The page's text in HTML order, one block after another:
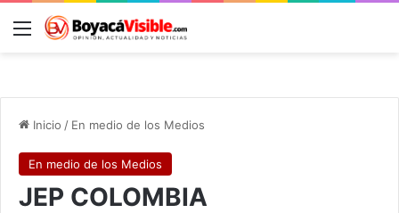
Menú
Inicio / En medio de los Medios
En medio de los Medios
JEP COLOMBIA